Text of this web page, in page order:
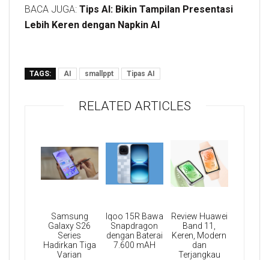
BACA JUGA: Tips AI: Bikin Tampilan Presentasi
Lebih Keren dengan Napkin AI
TAGS: AI smallppt Tipas AI
RELATED ARTICLES
Samsung
Galaxy S26
Series
Hadirkan Tiga
Varian
Iqoo 15R Bawa
Snapdragon
dengan Baterai
7.600 mAH
Review Huawei
Band 11,
Keren, Modern
dan
Terjangkau